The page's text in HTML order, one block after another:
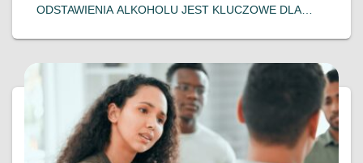
ODSTAWIENIA ALKOHOLU JEST KLUCZOWE DLA
ODPOWIEDNIE WSPARCIE MOGĄ ZNACZĄCO
POPRAWIĆ ROKOWANIA I JAKOŚĆ ŻYCIA
PACJENTÓW, POMAGAJĄC IM W POWROCIE DO
DOWIEDZ SIĘ WIĘCEJ…